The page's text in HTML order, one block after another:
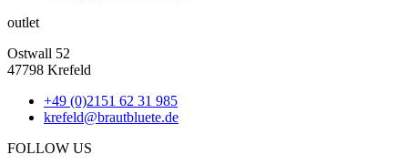
outlet
Ostwall 52
47798 Krefeld
+49 (0)2151 62 31 985
krefeld@brautbluete.de
FOLLOW US